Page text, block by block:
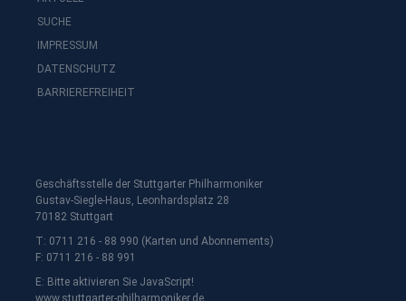
SUCHE
IMPRESSUM
DATENSCHUTZ
BARRIEREFREIHEIT
Geschäftsstelle der Stuttgarter Philharmoniker
Gustav-Siegle-Haus, Leonhardsplatz 28
70182 Stuttgart
T: 0711 216 - 88 990 (Karten und Abonnements)
F: 0711 216 - 88 991
E: Bitte aktivieren Sie JavaScript!
www.stuttgarter-philharmoniker.de